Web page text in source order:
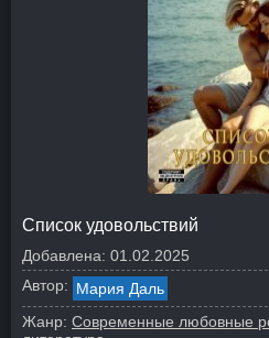
Список удовольствий
Добавлена: 01.02.2025
Автор: Мария Даль
Жанр: Современные любовные